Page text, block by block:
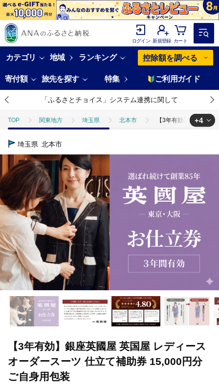
ログイン 新規登録 カート
カテゴリ 地域 ランキング 控除額を調べる
寄付額 旅先を探す 特集 ご利用ガイド
「ふるさとチョイス」システム連携に関して
TOP 関東地方 埼玉県 北本市 【3年有効】銀座英國
TOP
ファッション 【3年有効】銀座英國屋 英国屋 レディースオ
TOP ファッション 服 【3年有効】銀座英國屋 英国屋 レ
TOP ファッション その他ファッション 【3年有効】銀座英
+4
埼玉県 北本市
【3年有効】銀座英國屋 英国屋 レディース
オーダースーツ 仕立て補助券 15,000円分
ご自身用包装